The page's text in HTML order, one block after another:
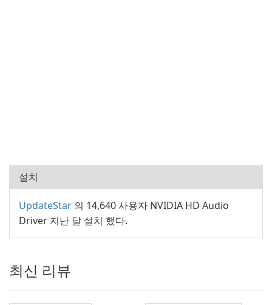
설치
UpdateStar 의 14,640 사용자 NVIDIA HD Audio
Driver 지난 달 설치 했다.
최신 리뷰